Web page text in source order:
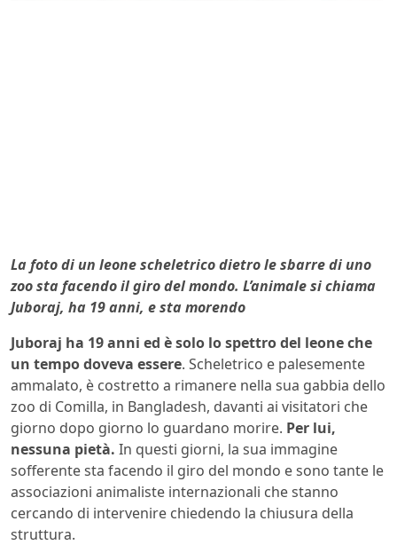
La foto di un leone scheletrico dietro le sbarre di uno
zoo sta facendo il giro del mondo. L’animale si chiama
Juboraj, ha 19 anni, e sta morendo
Juboraj ha 19 anni ed è solo lo spettro del leone che
un tempo doveva essere. Scheletrico e palesemente
ammalato, è costretto a rimanere nella sua gabbia dello
zoo di Comilla, in Bangladesh, davanti ai visitatori che
giorno dopo giorno lo guardano morire. Per lui,
nessuna pietà. In questi giorni, la sua immagine
sofferente sta facendo il giro del mondo e sono tante le
associazioni animaliste internazionali che stanno
cercando di intervenire chiedendo la chiusura della
struttura.